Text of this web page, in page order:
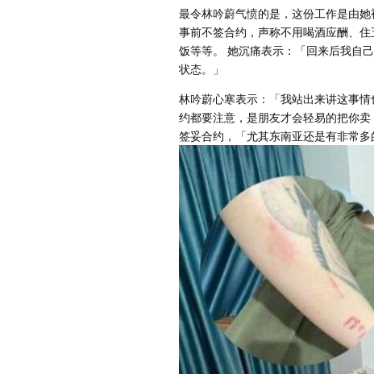
最令林吟蔚气愤的是，这份工作是由
事前不签合约，声称不用喝酒应酬、
饭等等。 她沉痛表示：「回来后我自
状态。」
林吟蔚心寒表示：「我站出来讲这事
约都要注意，是朋友才会轻易的把你
签妥合约，「尤其东南亚还是有非常